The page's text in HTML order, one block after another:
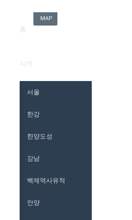
홈
지역
서울
한강
한양도성
강남
백제역사유적
안양
MAP